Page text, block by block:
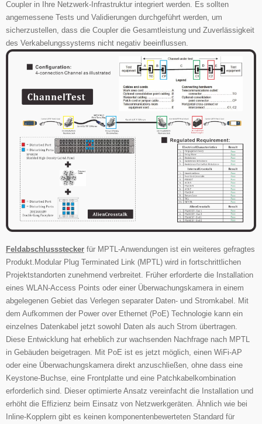
Coupler in Ihre Netzwerk-Infrastruktur integriert werden. Es sollten
angemessene Tests und Validierungen durchgeführt werden, um
sicherzustellen, dass die Coupler die Gesamtleistung und Zuverlässigkeit
des Verkabelungssystems nicht negativ beeinflussen.
Feldabschlussstecker für MPTL-Anwendungen ist ein weiteres gefragtes
Produkt. Modular Plug Terminated Link (MPTL) wird in fortschrittlichen
Projektstandorten zunehmend verbreitet. Früher erforderte die Installation
eines WLAN-Access Points oder einer Überwachungskamera in einem
abgelegenen Gebiet das Verlegen separater Daten- und Stromkabel. Mit
dem Aufkommen der Power over Ethernet (PoE) Technologie kann ein
einzelnes Datenkabel jetzt sowohl Daten als auch Strom übertragen.
Diese Entwicklung hat erheblich zur wachsenden Nachfrage nach MPTL
in Gebäuden beigetragen. Mit PoE ist es jetzt möglich, einen WiFi-AP
oder eine Überwachungskamera direkt anzuschließen, ohne dass eine
Keystone-Buchse, eine Frontplatte und eine Patchkabelkombination
erforderlich sind. Dieser optimierte Ansatz vereinfacht die Installation und
erhöht die Effizienz beim Einsatz von Netzwerkgeräten. Ähnlich wie bei
Inline-Kopplern gibt es keinen komponentenbewerteten Standard für